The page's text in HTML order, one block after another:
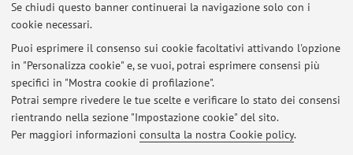
Se chiudi questo banner continuerai la navigazione solo con i
cookie necessari.
Puoi esprimere il consenso sui cookie facoltativi attivando l'opzione
in "Personalizza cookie" e, se vuoi, potrai esprimere consensi più
specifici in "Mostra cookie di profilazione".
Potrai sempre rivedere le tue scelte e verificare lo stato dei consensi
rientrando nella sezione "Impostazione cookie" del sito.
Per maggiori informazioni consulta la nostra Cookie policy.
Ultimi avvisi
http://www.dm.unibo.it/~simoncin
Pubblicato il: 09 novembre 2010